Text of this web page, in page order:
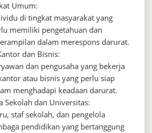
Umum:
di tingkat masyarakat yang
memiliki pengetahuan dan
dalam merespons darurat.
dan Bisnis:
dan pengusaha yang bekerja
atau bisnis yang perlu siap
menghadapi keadaan darurat.
Sekolah dan Universitas:
staf sekolah, dan pengelola
pendidikan yang bertanggung